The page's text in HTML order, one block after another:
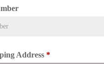
Address *